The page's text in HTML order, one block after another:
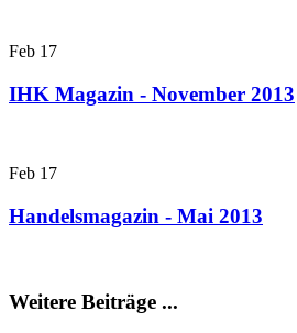
Feb 17
IHK Magazin - November 2013
Feb 17
Handelsmagazin - Mai 2013
Weitere Beiträge ...